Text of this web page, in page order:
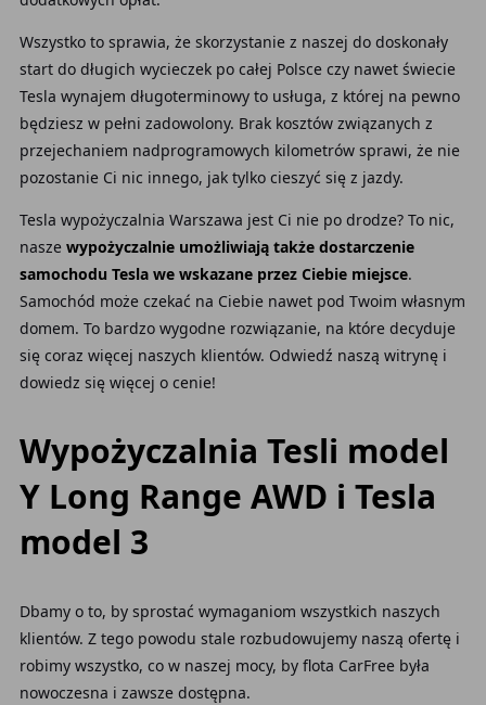
Wszystko to sprawia, że skorzystanie z naszej do doskonały
start do długich wycieczek po całej Polsce czy nawet świecie
Tesla wynajem długoterminowy to usługa, z której na pewno
będziesz w pełni zadowolony. Brak kosztów związanych z
przejechaniem nadprogramowych kilometrów sprawi, że nie
pozostanie Ci nic innego, jak tylko cieszyć się z jazdy.
Tesla wypożyczalnia Warszawa jest Ci nie po drodze? To nic,
nasze wypożyczalnie umożliwiają także dostarczenie
samochodu Tesla we wskazane przez Ciebie miejsce.
Samochód może czekać na Ciebie nawet pod Twoim własnym
domem. To bardzo wygodne rozwiązanie, na które decyduje
się coraz więcej naszych klientów. Odwiedź naszą witrynę i
dowiedz się więcej o cenie!
Wypożyczalnia Tesli model
Y Long Range AWD i Tesla
model 3
Dbamy o to, by sprostać wymaganiom wszystkich naszych
klientów. Z tego powodu stale rozbudowujemy naszą ofertę i
robimy wszystko, co w naszej mocy, by flota CarFree była
nowoczesna i zawsze dostępna.